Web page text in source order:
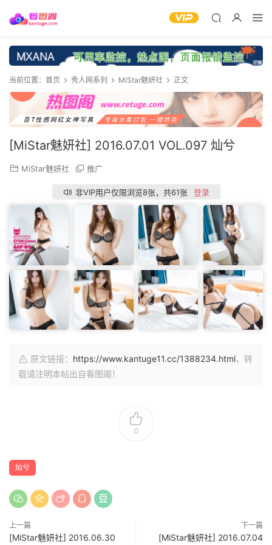
当前位置： 首页 秀人网系列 MiStar魅妍社 正文
[MiStar魅妍社] 2016.07.01 VOL.097 灿兮
MiStar魅妍社 推广
非VIP用户仅限浏览8张，共61张 登录
原文链接： https://www.kantuge11.cc/1388234.html，转
载请注明本帖出自看图阁！
0
灿兮
上一篇
[MiStar魅妍社] 2016.06.30
下一篇
[MiStar魅妍社] 2016.07.04